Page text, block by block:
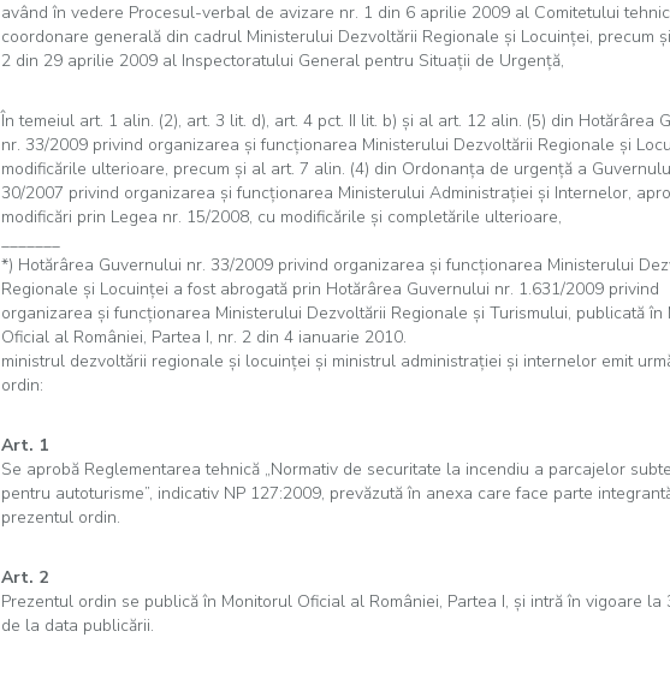
având în vedere Procesul-verbal de avizare nr. 1 din 6 aprilie 2009 al Comitetului
coordonare generală din cadrul Ministerului Dezvoltării Regionale şi Locuinţei, precum
2 din 29 aprilie 2009 al Inspectoratului General pentru Situaţii de Urgenţă,
În temeiul art. 1 alin. (2), art. 3 lit. d), art. 4 pct. II lit. b) şi al art. 12 alin. (5) din Hotărârea
nr. 33/2009 privind organizarea şi funcţionarea Ministerului Dezvoltării Regionale şi
modificările ulterioare, precum şi al art. 7 alin. (4) din Ordonanţa de urgenţă a
30/2007 privind organizarea şi funcţionarea Ministerului Administraţiei şi Internelor,
modificări prin Legea nr. 15/2008, cu modificările şi completările ulterioare,
_______
*) Hotărârea Guvernului nr. 33/2009 privind organizarea şi funcţionarea Ministerului
Regionale şi Locuinţei a fost abrogată prin Hotărârea Guvernului nr. 1.631/2009 privind
organizarea şi funcţionarea Ministerului Dezvoltării Regionale şi Turismului, publicată în
Oficial al României, Partea I, nr. 2 din 4 ianuarie 2010.
ministrul dezvoltării regionale şi locuinţei şi ministrul administraţiei şi internelor emit
ordin:
Art. 1
Se aprobă Reglementarea tehnică „Normativ de securitate la incendiu a parcajelor
pentru autoturisme”, indicativ NP 127:2009, prevăzută în anexa care face parte
prezentul ordin.
Art. 2
Prezentul ordin se publică în Monitorul Oficial al României, Partea I, şi intră în vigoare la
de la data publicării.